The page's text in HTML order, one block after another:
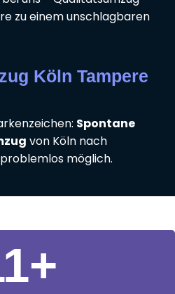
zu einem unschlagbaren
Köln Tampere
Spontane
von Köln nach
möglich.
+